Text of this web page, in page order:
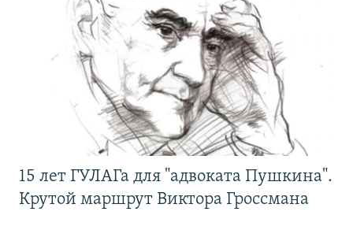
15 лет ГУЛАГа для "адвоката Пушкина".
Крутой маршрут Виктора Гроссмана